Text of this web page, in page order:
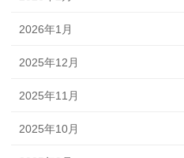
2026年1月
2025年12月
2025年11月
2025年10月